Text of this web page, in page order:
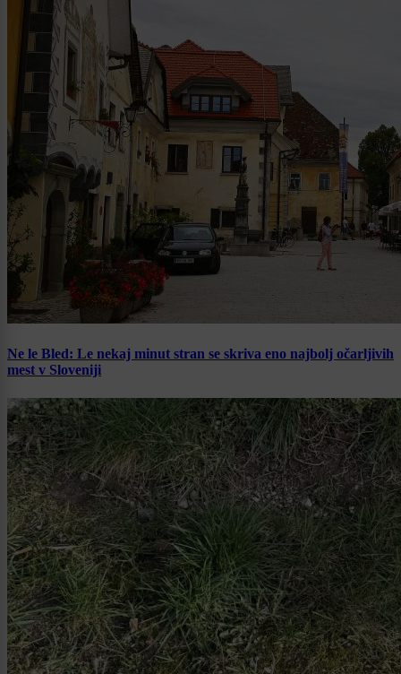
Ne le Bled: Le nekaj minut stran se skriva eno najbolj očarljivih
mest v Sloveniji